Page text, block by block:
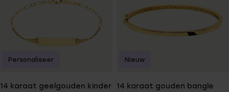
14 karaat geelgouden kinder
Personaliseer
14 karaat gouden bangle
Nieuw